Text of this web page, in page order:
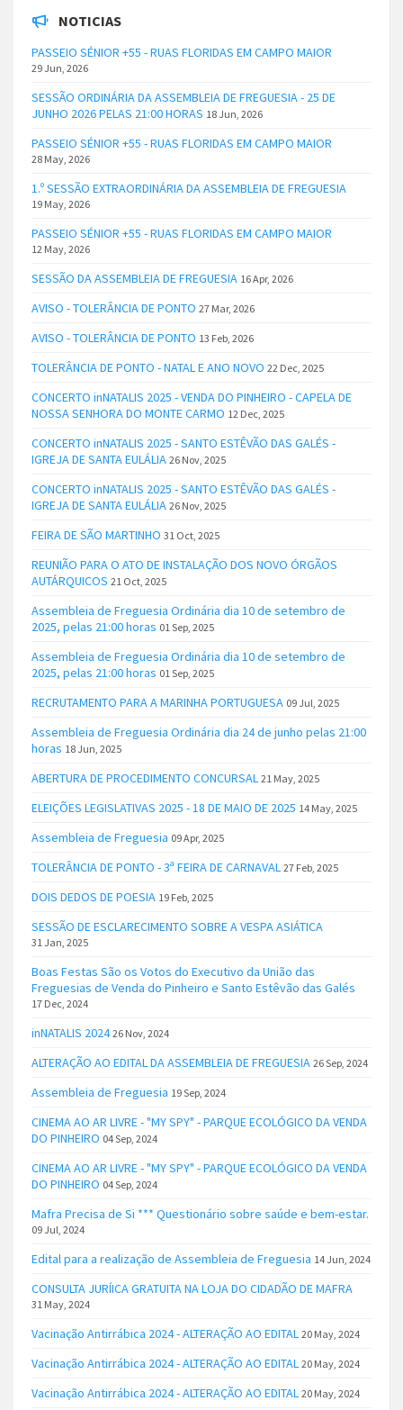
NOTICIAS
PASSEIO SÉNIOR +55 - RUAS FLORIDAS EM CAMPO MAIOR
29 Jun, 2026
SESSÃO ORDINÁRIA DA ASSEMBLEIA DE FREGUESIA - 25 DE
JUNHO 2026 PELAS 21:00 HORAS 18 Jun, 2026
PASSEIO SÉNIOR +55 - RUAS FLORIDAS EM CAMPO MAIOR
28 May, 2026
1.º SESSÃO EXTRAORDINÁRIA DA ASSEMBLEIA DE FREGUESIA
19 May, 2026
PASSEIO SÉNIOR +55 - RUAS FLORIDAS EM CAMPO MAIOR
12 May, 2026
SESSÃO DA ASSEMBLEIA DE FREGUESIA 16 Apr, 2026
AVISO - TOLERÂNCIA DE PONTO 27 Mar, 2026
AVISO - TOLERÂNCIA DE PONTO 13 Feb, 2026
TOLERÂNCIA DE PONTO - NATAL E ANO NOVO 22 Dec, 2025
CONCERTO inNATALIS 2025 - VENDA DO PINHEIRO - CAPELA DE
NOSSA SENHORA DO MONTE CARMO 12 Dec, 2025
CONCERTO inNATALIS 2025 - SANTO ESTÊVÃO DAS GALÉS -
IGREJA DE SANTA EULÁLIA 26 Nov, 2025
CONCERTO inNATALIS 2025 - SANTO ESTÊVÃO DAS GALÉS -
IGREJA DE SANTA EULÁLIA 26 Nov, 2025
FEIRA DE SÃO MARTINHO 31 Oct, 2025
REUNIÃO PARA O ATO DE INSTALAÇÃO DOS NOVO ÓRGÃOS
AUTÁRQUICOS 21 Oct, 2025
Assembleia de Freguesia Ordinária dia 10 de setembro de
2025, pelas 21:00 horas 01 Sep, 2025
Assembleia de Freguesia Ordinária dia 10 de setembro de
2025, pelas 21:00 horas 01 Sep, 2025
RECRUTAMENTO PARA A MARINHA PORTUGUESA 09 Jul, 2025
Assembleia de Freguesia Ordinária dia 24 de junho pelas 21:00
horas 18 Jun, 2025
ABERTURA DE PROCEDIMENTO CONCURSAL 21 May, 2025
ELEIÇÕES LEGISLATIVAS 2025 - 18 DE MAIO DE 2025 14 May, 2025
Assembleia de Freguesia 09 Apr, 2025
TOLERÂNCIA DE PONTO - 3ª FEIRA DE CARNAVAL 27 Feb, 2025
DOIS DEDOS DE POESIA 19 Feb, 2025
SESSÃO DE ESCLARECIMENTO SOBRE A VESPA ASIÁTICA
31 Jan, 2025
Boas Festas São os Votos do Executivo da União das
Freguesias de Venda do Pinheiro e Santo Estêvão das Galés
17 Dec, 2024
inNATALIS 2024 26 Nov, 2024
ALTERAÇÃO AO EDITAL DA ASSEMBLEIA DE FREGUESIA 26 Sep, 2024
Assembleia de Freguesia 19 Sep, 2024
CINEMA AO AR LIVRE - "MY SPY" - PARQUE ECOLÓGICO DA VENDA
DO PINHEIRO 04 Sep, 2024
CINEMA AO AR LIVRE - "MY SPY" - PARQUE ECOLÓGICO DA VENDA
DO PINHEIRO 04 Sep, 2024
Mafra Precisa de Si *** Questionário sobre saúde e bem-estar.
09 Jul, 2024
Edital para a realização de Assembleia de Freguesia 14 Jun, 2024
CONSULTA JURÍICA GRATUITA NA LOJA DO CIDADÃO DE MAFRA
31 May, 2024
Vacinação Antirrábica 2024 - ALTERAÇÃO AO EDITAL 20 May, 2024
Vacinação Antirrábica 2024 - ALTERAÇÃO AO EDITAL 20 May, 2024
Vacinação Antirrábica 2024 - ALTERAÇÃO AO EDITAL 20 May, 2024